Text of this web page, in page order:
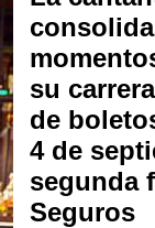
su
de
4 de
segunda
Seguros